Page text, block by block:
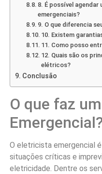
8. É possível agendar
emergenciais?
9. O que diferencia
10. Existem
11. Como posso
12. Quais são os
elétricos?
Conclusão
O que faz
O eletricista emergencial
situações críticas e
eletricidade. Dentre os